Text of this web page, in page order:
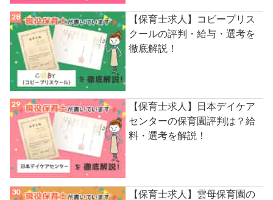
【保育士求人】コビープリス
クールの評判・給与・選考を
徹底解説！
【保育士求人】日本デイケア
センターの保育園評判は？給
料・選考を解説！
【保育士求人】雲母保育園の